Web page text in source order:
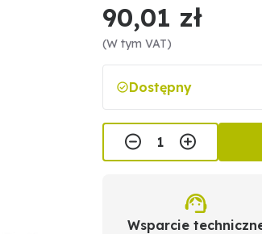
90,01 zł
(W tym VAT)
Dostępny
Wsparcie